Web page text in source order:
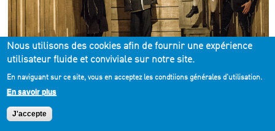
À voir en famille
L'Arche part à 8 heures
Nous utilisons des cookies afin de fournir une expérience
utilisateur fluide et conviviale sur notre site.
En naviguant sur ce site, vous en acceptez les condtiions générales d'utilisation.
En savoir plus
J'accepte